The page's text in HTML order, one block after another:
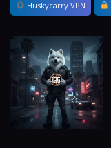
Huskycarry VPN